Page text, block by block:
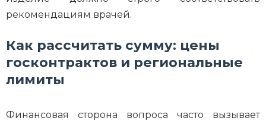
рекомендациям врачей.
Как рассчитать сумму: цены
госконтрактов и региональные
лимиты
Финансовая сторона вопроса часто вызывает